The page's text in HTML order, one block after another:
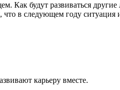
Как будут развиваться
в следующем году
карьеру вместе.